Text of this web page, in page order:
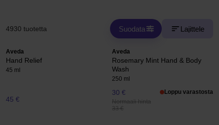
4930 tuotetta Suodata Lajittele
Aveda
Hand Relief
45 ml
45 €
Aveda
Rosemary Mint Hand & Body
Wash
250 ml
30 €
Normaali hinta
33 €
Loppu varastosta